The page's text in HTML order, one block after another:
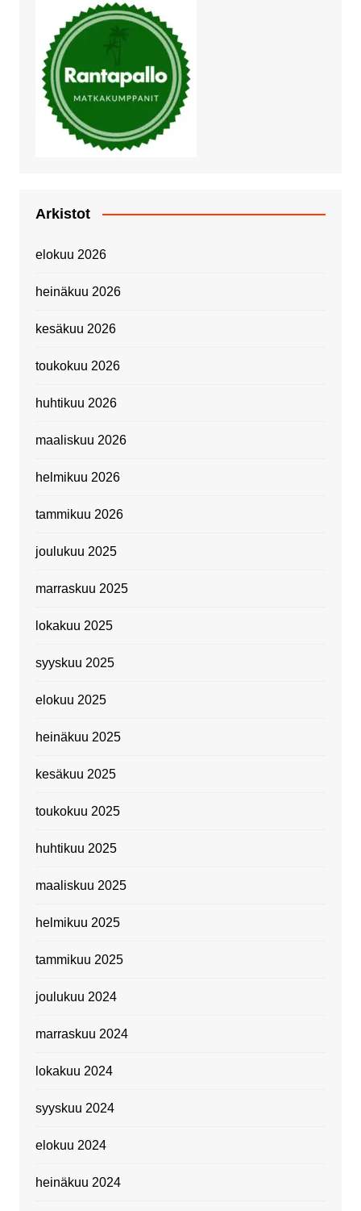
Arkistot
elokuu 2026
heinäkuu 2026
kesäkuu 2026
toukokuu 2026
huhtikuu 2026
maaliskuu 2026
helmikuu 2026
tammikuu 2026
joulukuu 2025
marraskuu 2025
lokakuu 2025
syyskuu 2025
elokuu 2025
heinäkuu 2025
kesäkuu 2025
toukokuu 2025
huhtikuu 2025
maaliskuu 2025
helmikuu 2025
tammikuu 2025
joulukuu 2024
marraskuu 2024
lokakuu 2024
syyskuu 2024
elokuu 2024
heinäkuu 2024